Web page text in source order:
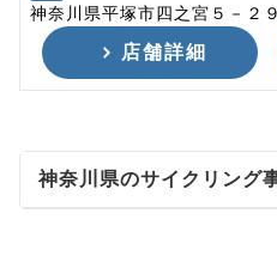
神奈川県平塚市四之宮５－２
店舗詳細
神奈川県のサイクリング